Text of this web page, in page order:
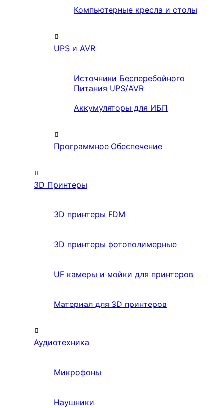
Компьютерные кресла и столы
UPS и AVR
Источники Бесперебойного
Питания UPS/AVR
Аккумуляторы для ИБП
Программное Обеспечение
3D Принтеры
3D принтеры FDM
3D принтеры фотополимерные
UF камеры и мойки для принтеров
Материал для 3D принтеров
Аудиотехника
Микрофоны
Наушники